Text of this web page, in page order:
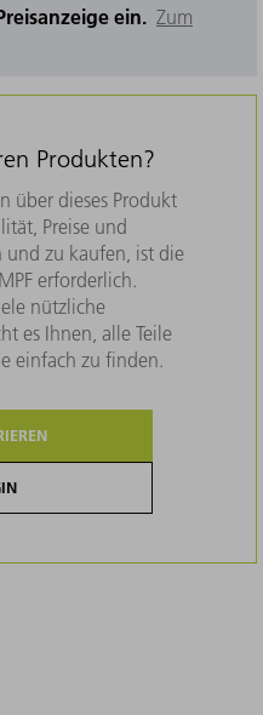
ein. Zum
Produkten?
über dieses Produkt
Preise und
zu kaufen, ist die
erforderlich.
nützliche
es Ihnen, alle Teile
einfach zu finden.